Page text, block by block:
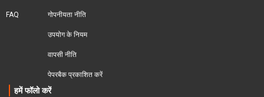
FAQ गोपनीयता नीति
उपयोग के नियम
वापसी नीति
पेपरबैक प्रकाशित करें
हमें फॉलो करें